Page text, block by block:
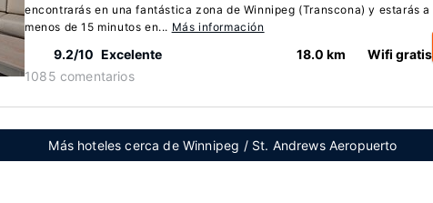
encontrarás en una fantástica zona de Winnipeg (Transcona) y estarás a
menos de 15 minutos en... Más información
9.2/10 Excelente
1085 comentarios
18.0 km Wifi gratis
Más hoteles cerca de Winnipeg / St. Andrews Aeropuerto